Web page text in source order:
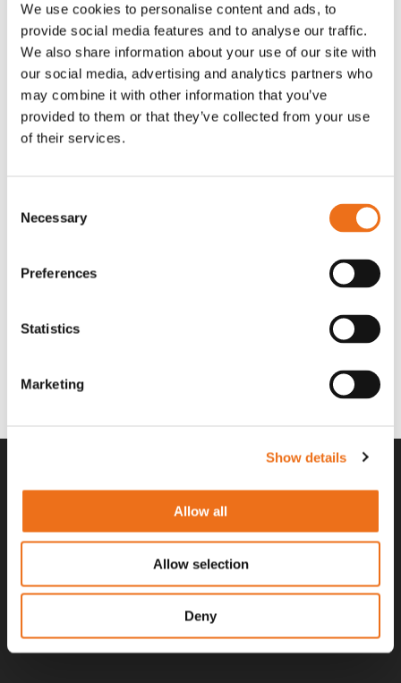
We use cookies to personalise content and ads, to
provide social media features and to analyse our traffic.
We also share information about your use of our site with
our social media, advertising and analytics partners who
may combine it with other information that you’ve
provided to them or that they’ve collected from your use
of their services.
Selection
Necessary
Preferences
Statistics
Marketing
Show details
Allow all
Allow selection
Deny
Lägg till i varukorg
Rotor, komplett med slagor
OR80013456G
(ex. moms)
Grön truckknapp
A00220
kr (ex. moms)
Lägg till i varukorg
Rotor teeth 8t/6k 7.5Gr/8 R6/14 Rotor teeth 8t/6k 0Gr/8 R6/14
Alla priser på tillbehör och tillval gäller vid köp av ny maskin. Priserna
gäller inte vid köp av enskild produkt, till exempel